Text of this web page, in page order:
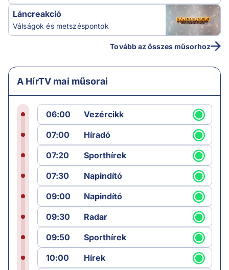
Láncreakció
Válságok és metszéspontok
Tovább az összes műsorhoz
A HírTV mai műsorai
06:00
Vezércikk
07:00
Híradó
07:20
Sporthírek
07:30
Napindító
09:00
Napindító
09:30
Radar
09:50
Sporthírek
10:00
Hírek